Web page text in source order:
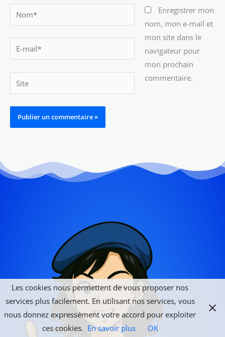
Nom*
mail*
Enregistrer mon
nom, mon e-mail et
mon site dans le
navigateur pour
mon prochain
commentaire.
Les cookies nous permettent de vous proposer nos
services plus facilement. En utilisant nos services, vous
nous donnez expressément votre accord pour exploiter
ces cookies. En savoir plus OK